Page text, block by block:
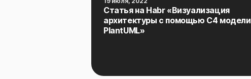
Статья на Habr «Визуализация
архитектуры с помощью C4
PlantUML»